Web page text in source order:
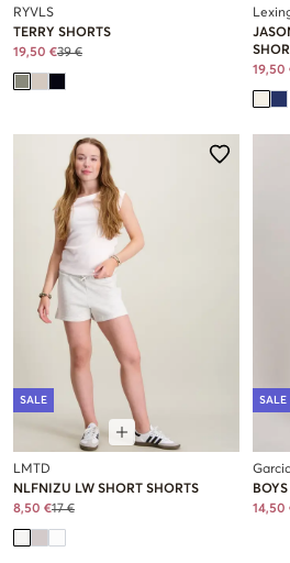
RYVLS
TERRY SHORTS
19,50 €39 €
19,50
SALE
LMTD
NLFNIZU LW SHORT SHORTS
8,50 €17 €
SALE
14,50